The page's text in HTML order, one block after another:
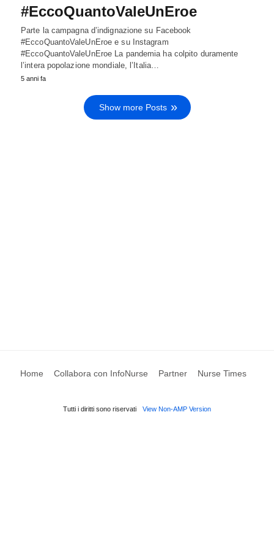
#EccoQuantoValeUnEroe
Parte la campagna d’indignazione su Facebook
#EccoQuantoValeUnEroe e su Instagram
#EccoQuantoValeUnEroe La pandemia ha colpito duramente
l’intera popolazione mondiale, l’Italia…
5 anni fa
Show more Posts
Home Collabora con InfoNurse Partner Nurse Times
Tutti i diritti sono riservati View Non-AMP Version